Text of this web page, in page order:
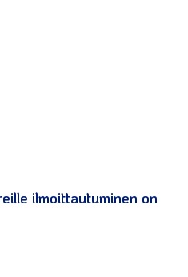
ilmoittautuminen on